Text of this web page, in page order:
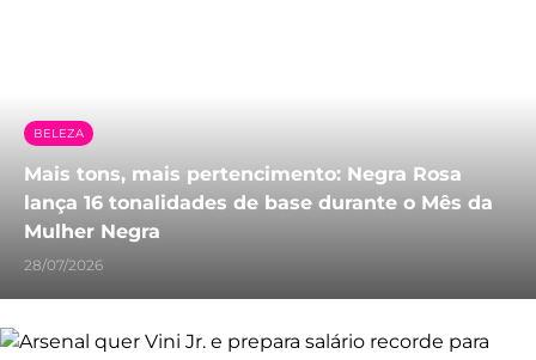
BELEZA
Mais tons, mais pertencimento: Negra Rosa
lança 16 tonalidades de base durante o Mês da
Mulher Negra
28/07/2026